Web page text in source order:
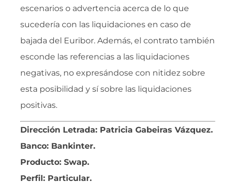
escenarios o advertencia acerca de lo que
sucedería con las liquidaciones en caso de
bajada del Euribor. Además, el contrato también
esconde las referencias a las liquidaciones
negativas, no expresándose con nitidez sobre
esta posibilidad y sí sobre las liquidaciones
positivas.
Dirección Letrada: Patricia Gabeiras Vázquez.
Banco: Bankinter.
Producto: Swap.
Perfil: Particular.